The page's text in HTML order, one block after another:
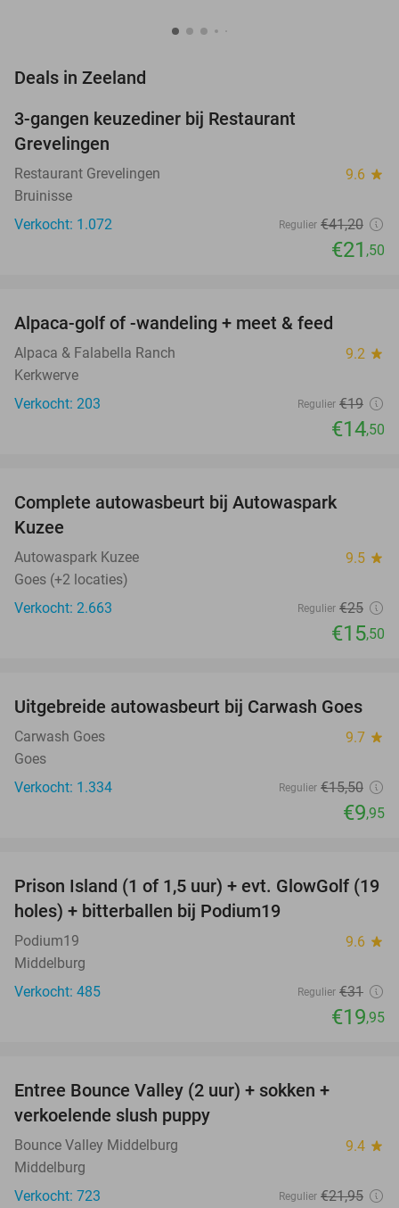
Deals in Zeeland
3-gangen keuzediner bij Restaurant
Grevelingen
Restaurant Grevelingen 9.6 star
Bruinisse
Verkocht: 1.072
Regulier €41,20
€21 ,50
Alpaca-golf of -wandeling + meet & feed
Alpaca & Falabella Ranch 9.2 star
Kerkwerve
Verkocht: 203
Regulier €19
€14,50
Complete autowasbeurt bij Autowaspark
Kuzee
Autowaspark Kuzee 9.5 star
Goes (+2 locaties)
Verkocht: 2.663
Regulier €25
€15,50
36%
Uitgebreide autowasbeurt bij Carwash Goes
Carwash Goes 9.7 star
Goes
Verkocht: 1.334
Regulier €15,50
€9,95
36%
Prison Island (1 of 1,5 uur) + evt. GlowGolf (19
holes) + bitterballen bij Podium19
Podium19 9.6 star
Middelburg
Verkocht: 485
Regulier €31
€19,95
Entree Bounce Valley (2 uur) + sokken +
verkoelende slush puppy
Bounce Valley Middelburg 9.4 star
Middelburg
Verkocht: 723
Regulier €21,95